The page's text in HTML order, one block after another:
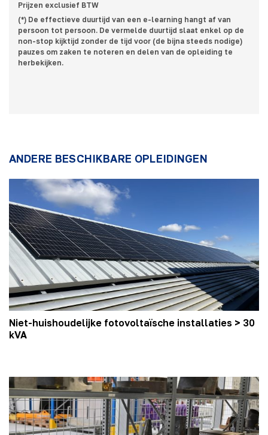
Prijzen exclusief BTW
(*) De effectieve duurtijd van een e-learning hangt af van
persoon tot persoon. De vermelde duurtijd slaat enkel op de
non-stop kijktijd zonder de tijd voor (de bijna steeds nodige)
pauzes om zaken te noteren en delen van de opleiding te
herbekijken.
ANDERE BESCHIKBARE OPLEIDINGEN
Niet-huishoudelijke fotovoltaïsche installaties > 30
kVA